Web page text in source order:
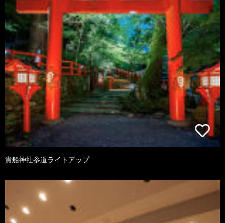
貴船神社参道ライトアップ